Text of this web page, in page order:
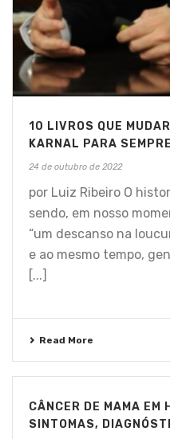
10 LIVROS QUE
KARNAL PARA SEMPRE
24 de outubro de 2022
por Luiz Ribeiro O
sendo, em nosso
“um descanso na
e ao mesmo tempo,
[...]
Read More
CÂNCER DE MAMA EM
SINTOMAS,